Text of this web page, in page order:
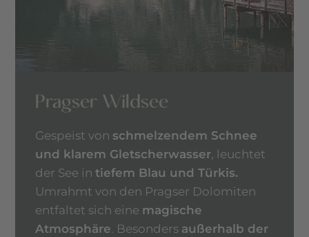
Pragser Wildsee
Gespeist von schmelzendem Schnee
und klarem Gletscherwasser, leuchtet
der See in tiefem Blau und Türkis.
Umrahmt von den Pragser Dolomiten
entfaltet sich eine magische
Atmosphäre. Besonders außerhalb der